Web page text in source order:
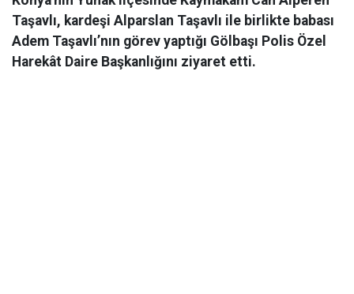
Taşavlı, kardeşi Alparslan Taşavlı ile birlikte babası
Adem Taşavlı’nın görev yaptığı Gölbaşı Polis Özel
Harekât Daire Başkanlığını ziyaret etti.